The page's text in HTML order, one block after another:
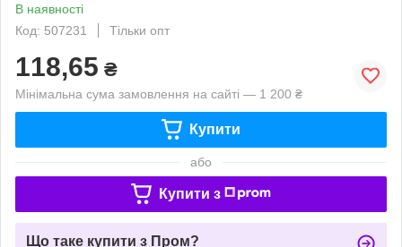
В наявності
Код: 507231
Тільки опт
118,65 ₴
Мінімальна сума замовлення на сайті — 1 200 ₴
Купити
або
Купити з
Що таке купити з Пром?